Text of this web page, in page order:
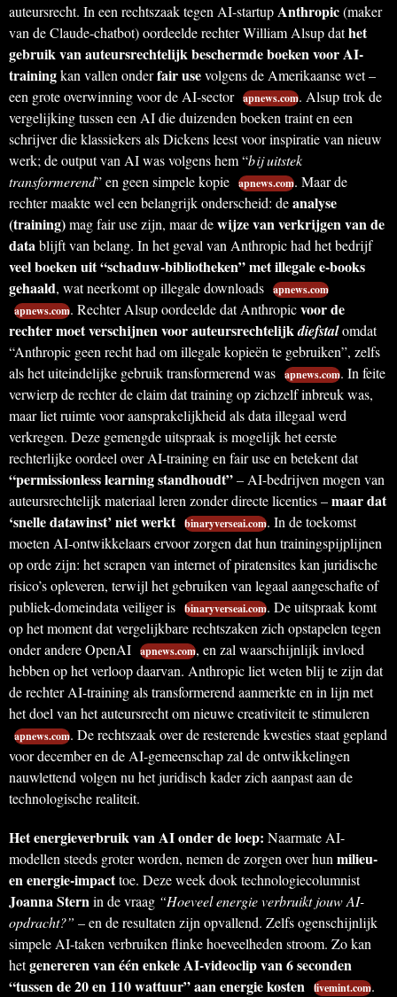
auteursrecht. In een rechtszaak tegen AI-startupAnthropic(maker
van de Claude-chatbot) oordeelde rechter William Alsup dathet
gebruik van auteursrechtelijk beschermde boeken voor AI-
trainingkan vallen onderfair usevolgens de Amerikaanse wet –
een grote overwinning voor de AI-sector apnews.com. Alsup trok de
vergelijking tussen een AI die duizenden boeken traint en een
schrijver die klassiekers als Dickens leest voor inspiratie van nieuw
werk; de output van AI was volgens hem “bij uitstek
transformerend” en geen simpele kopie apnews.com. Maar de
rechter maakte wel een belangrijk onderscheid: deanalyse
(training)mag fair use zijn, maar dewijze van verkrijgen van de
datablijft van belang. In het geval van Anthropic had het bedrijf
veel boeken uit “schaduw-bibliotheken” met illegale e-books
gehaald, wat neerkomt op illegale downloads apnews.com
apnews.com. Rechter Alsup oordeelde dat Anthropicvoor de
rechter moet verschijnen voor auteursrechtelijkdiefstalomdat
“Anthropic geen recht had om illegale kopieën te gebruiken”, zelfs
als het uiteindelijke gebruik transformerend was apnews.com. In feite
verwierp de rechter de claim dat training op zichzelf inbreuk was,
maar liet ruimte voor aansprakelijkheid als data illegaal werd
verkregen. Deze gemengde uitspraak is mogelijk het eerste
rechterlijke oordeel over AI-training en fair use en betekent dat
“permissionless learning standhoudt”– AI-bedrijven mogen van
auteursrechtelijk materiaal leren zonder directe licenties –maar dat
‘snelle datawinst’ niet werkt binaryverseai.com. In de toekomst
moeten AI-ontwikkelaars ervoor zorgen dat hun trainingspijplijnen
op orde zijn: het scrapen van internet of piratensites kan juridische
risico’s opleveren, terwijl het gebruiken van legaal aangeschafte of
publiek-domeindata veiliger is binaryverseai.com. De uitspraak komt
op het moment dat vergelijkbare rechtszaken zich opstapelen tegen
onder andere OpenAI apnews.com, en zal waarschijnlijk invloed
hebben op het verloop daarvan. Anthropic liet weten blij te zijn dat
de rechter AI-training als transformerend aanmerkte en in lijn met
het doel van het auteursrecht om nieuwe creativiteit te stimuleren
apnews.com. De rechtszaak over de resterende kwesties staat gepland
voor december en de AI-gemeenschap zal de ontwikkelingen
nauwlettend volgen nu het juridisch kader zich aanpast aan de
technologische realiteit.
Het energieverbruik van AI onder de loep: Naarmate AI-
modellen steeds groter worden, nemen de zorgen over hun milieu-
en energie-impacttoe. Deze week dook technologiecolumnist
Joanna Sternin de vraag “Hoeveel energie verbruikt jouw AI-
opdracht?” – en de resultaten zijn opvallend. Zelfs ogenschijnlijk
simpele AI-taken verbruiken flinke hoeveelheden stroom. Zo kan
hetgenereren van één enkele AI-videoclip van 6 seconden
“tussen de 20 en 110 wattuur” aan energie kosten livemint.com.